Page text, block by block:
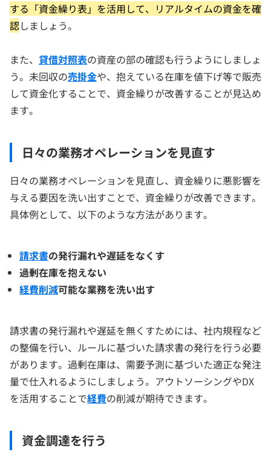
する「資金繰り表」を活用して、リアルタイムの資金を確
認しましょう。
また、 貸借対照表の資産の部の確認も行うようにしましょ
う。未回収の売掛金や、抱えている在庫を値下げ等で販売
して資金化することで、資金繰りが改善することが見込め
ます。
日々の業務オペレーションを見直す
日々の業務オペレーションを見直し、資金繰りに悪影響を
与える要因を洗い出すことで、資金繰りが改善できます。
具体例として、以下のような方法があります。
請求書の発行漏れや遅延をなくす
過剰在庫を抱えない
経費削減可能な業務を洗い出す
請求書の発行漏れや遅延を無くすためには、社内規程など
の整備を行い、ルールに基づいた請求書の発行を行う必要
があります。過剰在庫は、需要予測に基づいた適正な発注
量で仕入れるようにしましょう。アウトソーシングやDX
を活用することで経費の削減が期待できます。
資金調達を行う